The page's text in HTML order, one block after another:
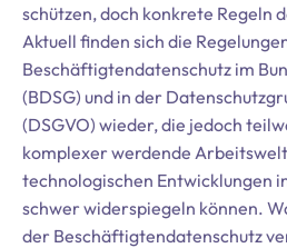
schützen, doch konkrete Regeln
Aktuell finden sich die
Beschäftigtendatenschutz im
(BDSG) und in der
(DSGVO) wieder, die jedoch
komplexer werdende
technologischen Entwicklungen
schwer widerspiegeln können.
der Beschäftigtendatenschutz